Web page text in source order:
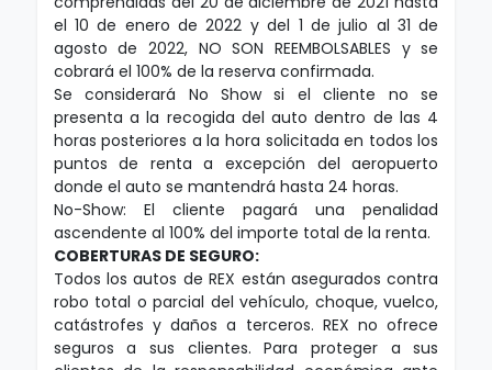
el 10 de enero de 2022 y del 1 de julio al 31 de
agosto de 2022, NO SON REEMBOLSABLES y se
cobrará el 100% de la reserva confirmada.
Se considerará No Show si el cliente no se
presenta a la recogida del auto dentro de las 4
horas posteriores a la hora solicitada en todos los
puntos de renta a excepción del aeropuerto
donde el auto se mantendrá hasta 24 horas.
No-Show: El cliente pagará una penalidad
ascendente al 100% del importe total de la renta.
COBERTURAS DE SEGURO:
Todos los autos de REX están asegurados contra
robo total o parcial del vehículo, choque, vuelco,
catástrofes y daños a terceros. REX no ofrece
seguros a sus clientes. Para proteger a sus